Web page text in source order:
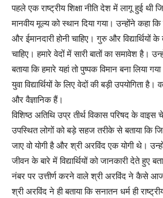
पहले एक राष्ट्रीय शिक्षा नीति देश में लागू हुई थी
मानवीय मूल्य को स्थान दिया गया। उन्होंने कहा कि
और ईमानदारी होनी चाहिए। गुरु और
चाहिए। हमारे वेदों में सारी बातों का समावेश है।
बताया कि हमारे यहां तो पुष्पक विमान बना लिया
युवा विद्यार्थियों के लिए वेदों की बड़ी उपयोगिता
और वैज्ञानिक हैं।
विशिष्ठ अतिथि उप्र तीर्थ विकास परिषद के
उपस्थित लोगों को बड़े सहज तरीके से बताया कि
जाए वो योगी है और श्री अरविंद एक योगी थे।
जीवन के बारे में विद्यार्थियों को जानकारी देते हुए
नंबर पर उत्तीर्ण करने वाले श्री अरविंद ने कैसे
श्री अरविंद ने ही बताया कि सनातन धर्म ही